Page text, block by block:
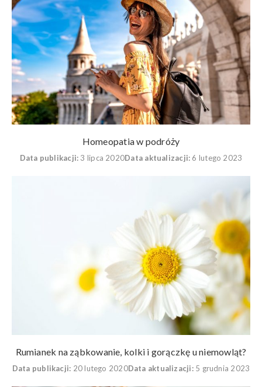
Homeopatia w podróży
Data publikacji: 3 lipca 2020Data aktualizacji: 6 lutego 2023
Rumianek na ząbkowanie, kolki i gorączkę u niemowląt?
Data publikacji: 20 lutego 2020Data aktualizacji: 5 grudnia 2023